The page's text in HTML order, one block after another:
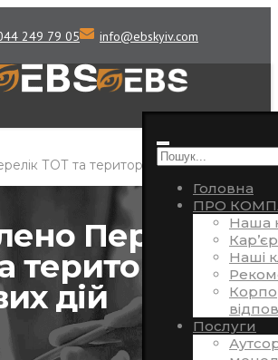
249 79 05 info@ebskyiv.com
Головна
ПРО
Наша
Наші
Послуги
ТОТ та територій бойових дій
Перелік
територій
дій